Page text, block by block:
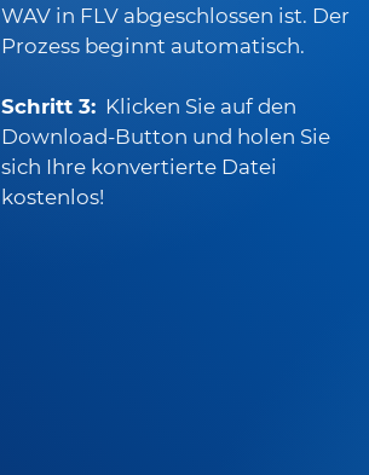
WAV in FLV abgeschlossen ist. Der
Prozess beginnt automatisch.
Schritt 3: Klicken Sie auf den
Download-Button und holen Sie
sich Ihre konvertierte Datei
kostenlos!